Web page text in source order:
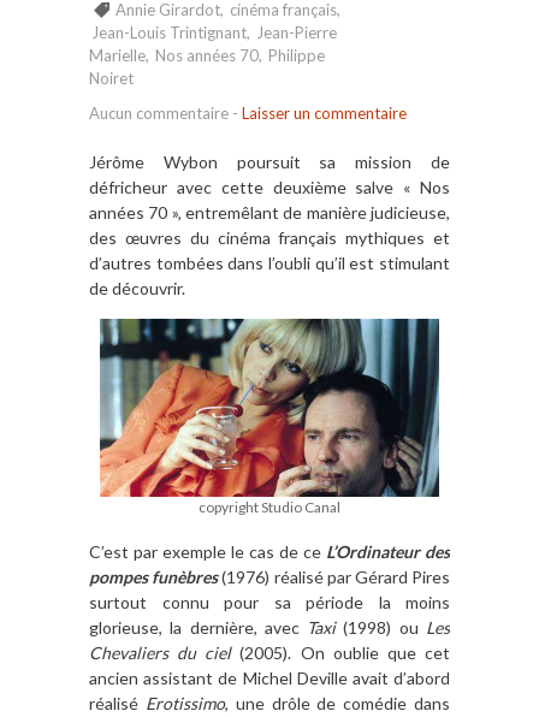
Annie Girardot, cinéma français,
Jean-Louis Trintignant, Jean-Pierre
Marielle, Nos années 70, Philippe
Noiret
Aucun commentaire - Laisser un commentaire
Jérôme Wybon poursuit sa mission de
défricheur avec cette deuxième salve « Nos
années 70 », entremêlant de manière judicieuse,
des œuvres du cinéma français mythiques et
d’autres tombées dans l’oubli qu’il est stimulant
de découvrir.
copyright Studio Canal
C’est par exemple le cas de ce L’Ordinateur des
pompes funèbres(1976) réalisé par Gérard Pires
surtout connu pour sa période la moins
glorieuse, la dernière, avec Taxi(1998) ou Les
Chevaliers du ciel(2005). On oublie que cet
ancien assistant de Michel Deville avait d’abord
réalisé Erotissimo, une drôle de comédie dans